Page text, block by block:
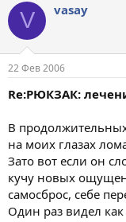
V vasay
22 Фев 2006
Re:РЮКЗАК:
В
на моих глазах
Зато вот если он
кучу новых
самосброс, себе
Один раз видел как